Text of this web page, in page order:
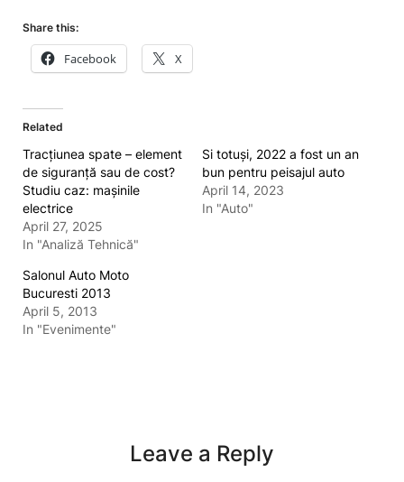
Share this:
Facebook X
Related
Tracțiunea spate – element
de siguranță sau de cost?
Studiu caz: mașinile
electrice
April 27, 2025
In "Analiză Tehnică"
Si totuși, 2022 a fost un an
bun pentru peisajul auto
April 14, 2023
In "Auto"
Salonul Auto Moto
Bucuresti 2013
April 5, 2013
In "Evenimente"
Leave a Reply